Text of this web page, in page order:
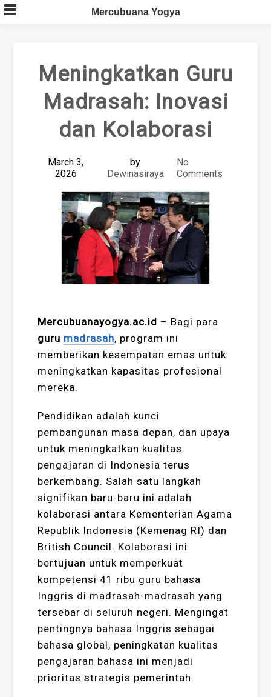
Skip
to
Mercubuana Yogya
Meningkatkan Guru
Madrasah: Inovasi
dan Kolaborasi
March 3,
2026
by
Dewinasiraya
No
Comments
Mercubuanayogya.ac.id – Bagi para
guru madrasah, program ini
memberikan kesempatan emas untuk
meningkatkan kapasitas profesional
mereka.
Pendidikan adalah kunci
pembangunan masa depan, dan upaya
untuk meningkatkan kualitas
pengajaran di Indonesia terus
berkembang. Salah satu langkah
signifikan baru-baru ini adalah
kolaborasi antara Kementerian Agama
Republik Indonesia (Kemenag RI) dan
British Council. Kolaborasi ini
bertujuan untuk memperkuat
kompetensi 41 ribu guru bahasa
Inggris di madrasah-madrasah yang
tersebar di seluruh negeri. Mengingat
pentingnya bahasa Inggris sebagai
bahasa global, peningkatan kualitas
pengajaran bahasa ini menjadi
prioritas strategis pemerintah.